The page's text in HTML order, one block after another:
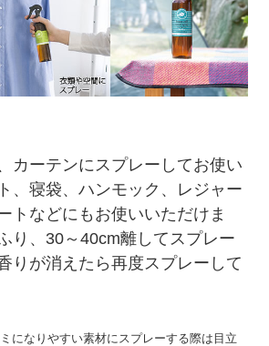
カーテンにスプレーしてお使い
、寝袋、ハンモック、レジャー
トなどにもお使いいただけま
り、30～40cm離してスプレー
りが消えたら再度スプレーして
になりやすい素材にスプレーする際は目立